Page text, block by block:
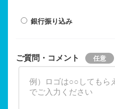
銀行振り込み
ご質問・コメント